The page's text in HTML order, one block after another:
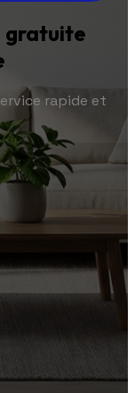
gratuite
rapide et